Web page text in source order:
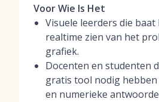
Voor Wie Is Het
Visuele leerders die
realtime zien van het
grafiek.
Docenten en studenten
gratis tool nodig
en numerieke